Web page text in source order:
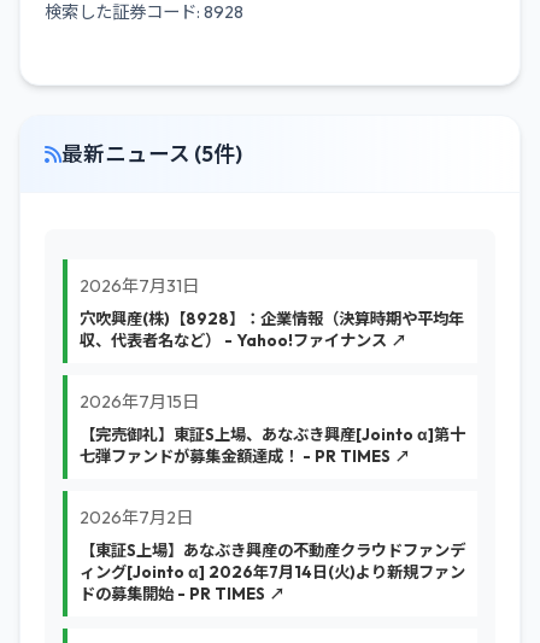
検索した証券コード: 8928
最新ニュース (5件)
2026年7月31日
穴吹興産(株)【8928】：企業情報（決算時期や平均年
収、代表者名など） - Yahoo!ファイナンス ↗
2026年7月15日
【完売御礼】東証S上場、あなぶき興産[Jointo α]第十
七弾ファンドが募集金額達成！ - PR TIMES ↗
2026年7月2日
【東証S上場】あなぶき興産の不動産クラウドファンデ
ィング[Jointo α] 2026年7月14日(火)より新規ファン
ドの募集開始 - PR TIMES ↗